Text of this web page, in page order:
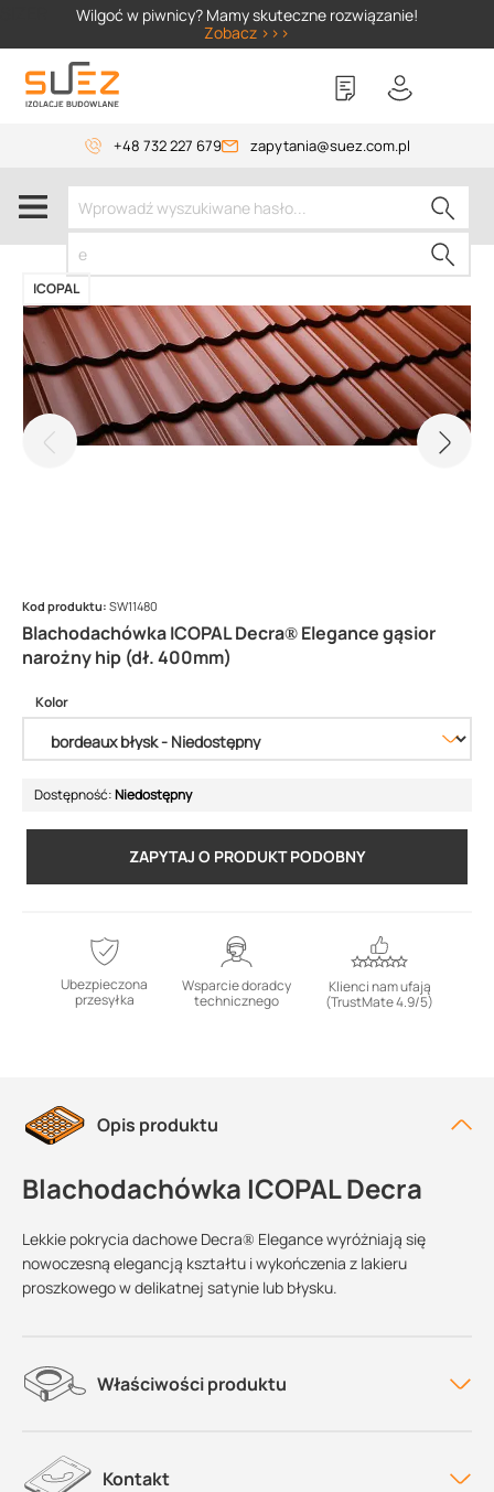
Wilgoć w piwnicy? Mamy skuteczne rozwiązanie!
Zobacz >>>
+48 732 227 679 zapytania@suez.com.pl
Blachodachówka ICOPAL Decra® Elegance gąsior
narożny hip (dł. 400mm)
ICOPAL
Kod produktu: SW11480
Kolor
Dostępność:Niedostępny
ZAPYTAJ O PRODUKT PODOBNY
Ubezpieczona
przesyłka
Wsparcie doradcy
technicznego
Klienci nam ufają
(TrustMate 4.9/5)
Opis produktu
Blachodachówka ICOPAL Decra
Lekkie pokrycia dachowe Decra® Elegance wyróżniają się
nowoczesną elegancją kształtu i wykończenia z lakieru
proszkowego w delikatnej satynie lub błysku.
Właściwości produktu
Kontakt